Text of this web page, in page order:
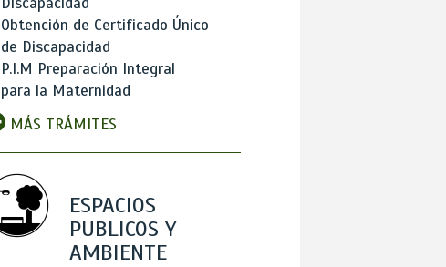
Obtención de Certificado Único
de Discapacidad
P.I.M Preparación Integral
para la Maternidad
MÁS TRÁMITES
ESPACIOS
PUBLICOS Y
AMBIENTE